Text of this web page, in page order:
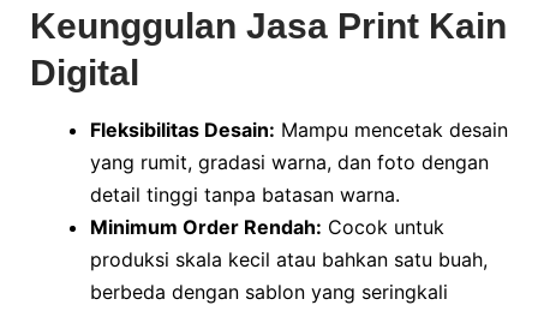
Keunggulan Jasa Print Kain
Digital
Fleksibilitas Desain: Mampu mencetak desain
yang rumit, gradasi warna, dan foto dengan
detail tinggi tanpa batasan warna.
Minimum Order Rendah: Cocok untuk
produksi skala kecil atau bahkan satu buah,
berbeda dengan sablon yang seringkali